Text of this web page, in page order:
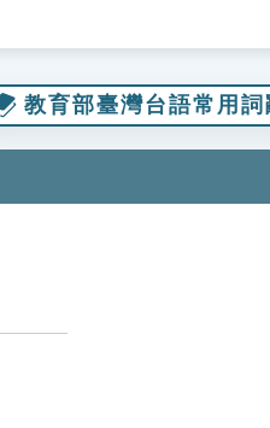
教育部臺灣台語常用詞